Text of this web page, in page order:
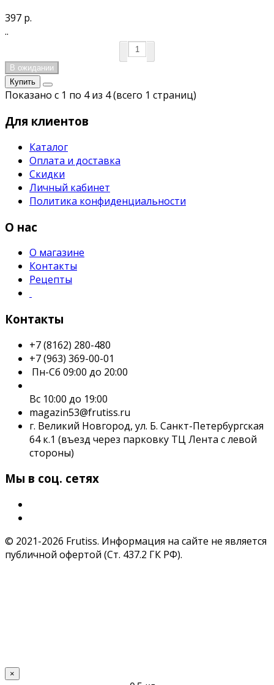
397 р.
..
В ожидании
Купить
Показано с 1 по 4 из 4 (всего 1 страниц)
Для клиентов
Каталог
Оплата и доставка
Скидки
Личный кабинет
Политика конфиденциальности
О нас
О магазине
Контакты
Рецепты
Контакты
+7 (8162) 280-480
+7 (963) 369-00-01
Пн-Сб 09:00 до 20:00
Вс 10:00 до 19:00
magazin53@frutiss.ru
г. Великий Новгород, ул. Б. Санкт-Петербургская
64 к.1 (въезд через парковку ТЦ Лента с левой
стороны)
Мы в соц. сетях
© 2021-2026 Frutiss. Информация на сайте не является
публичной офертой (Ст. 437.2 ГК РФ).
×